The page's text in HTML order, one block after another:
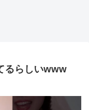
るらしいwww